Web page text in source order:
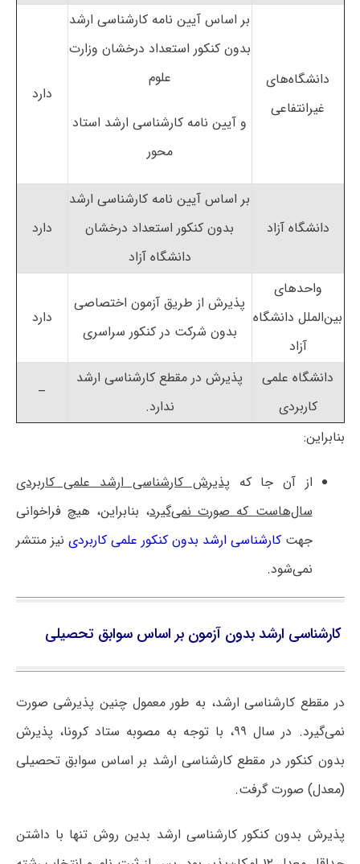
دانشگاه‌های
غیرانتفاعی
بر اساس آیین نامه کارشناسی ارشد
بدون کنکور استعداد درخشان وزارت
علوم
و آیین نامه کارشناسی ارشد استاد
محور
دارد
دانشگاه آزاد
بر اساس آیین نامه کارشناسی ارشد
بدون کنکور استعداد درخشان
دانشگاه آزاد
دارد
واحدهای
بین‌الملل دانشگاه
آزاد
پذیرش از طریق آزمون اختصاصی
بدون شرکت در کنکور سراسری
دارد
دانشگاه علمی
کاربردی
پذیرش در مقطع کارشناسی ارشد
ندارد.
–
بنابراین:
از آن جا که پذیرش کارشناسی ارشد علمی کاربردی
سال‌هاست که صورت نمی‌گیرد، بنابراین، هیچ فراخوانی
جهتکارشناسی ارشد بدون کنکور علمی کاربردی نیز منتشر
نمی‌شود.
کارشناسی ارشد بدون آزمون بر اساس سوابق تحصیلی
در مقطع کارشناسی ارشد، به طور معمول چنین پذیرشی صورت
نمی‌گیرد. در سال ۹۹، با توجه به مصوبه ستاد کرونا، پذیرش
بدون کنکور در مقطع کارشناسی ارشد بر اساس سوابق تحصیلی
(معدل) صورت گرفت.
پذیرش بدون کنکور کارشناسی ارشد بدین روش تنها با داشتن